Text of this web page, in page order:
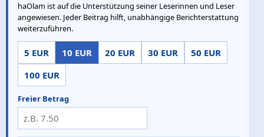
haOlam ist auf die Unterstützung seiner Leserinnen und Leser
angewiesen. Jeder Beitrag hilft, unabhängige Berichterstattung
weiterzuführen.
5 EUR 10 EUR 20 EUR 30 EUR
50 EUR
100 EUR
Freier Betrag